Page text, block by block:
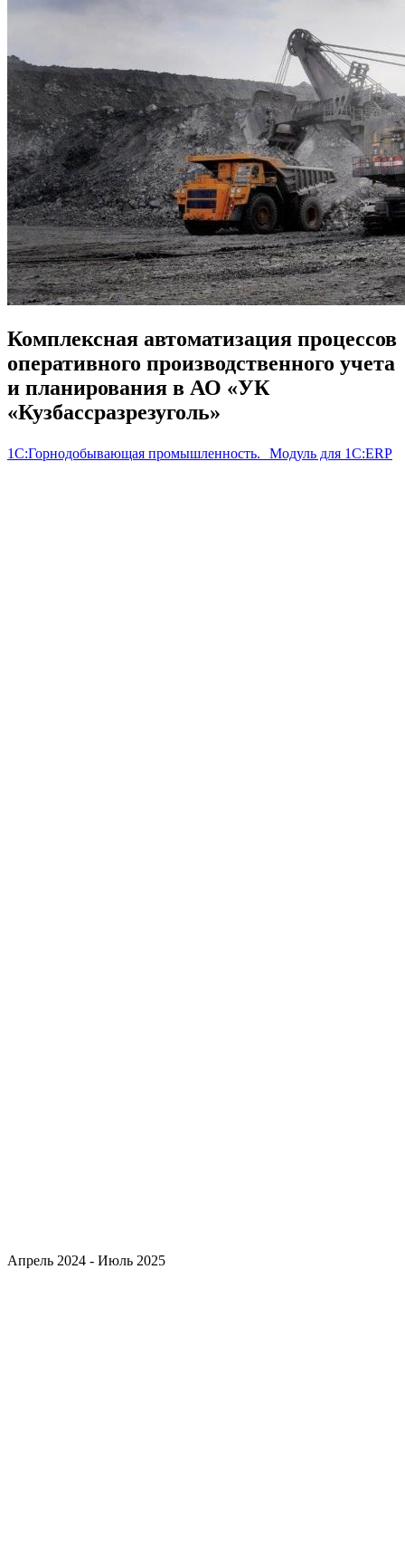
Комплексная автоматизация процессов
оперативного производственного учета
и планирования в АО «УК
«Кузбассразрезуголь»
1С:Горнодобывающая промышленность. Модуль для 1С:ERP
Апрель 2024 - Июль 2025